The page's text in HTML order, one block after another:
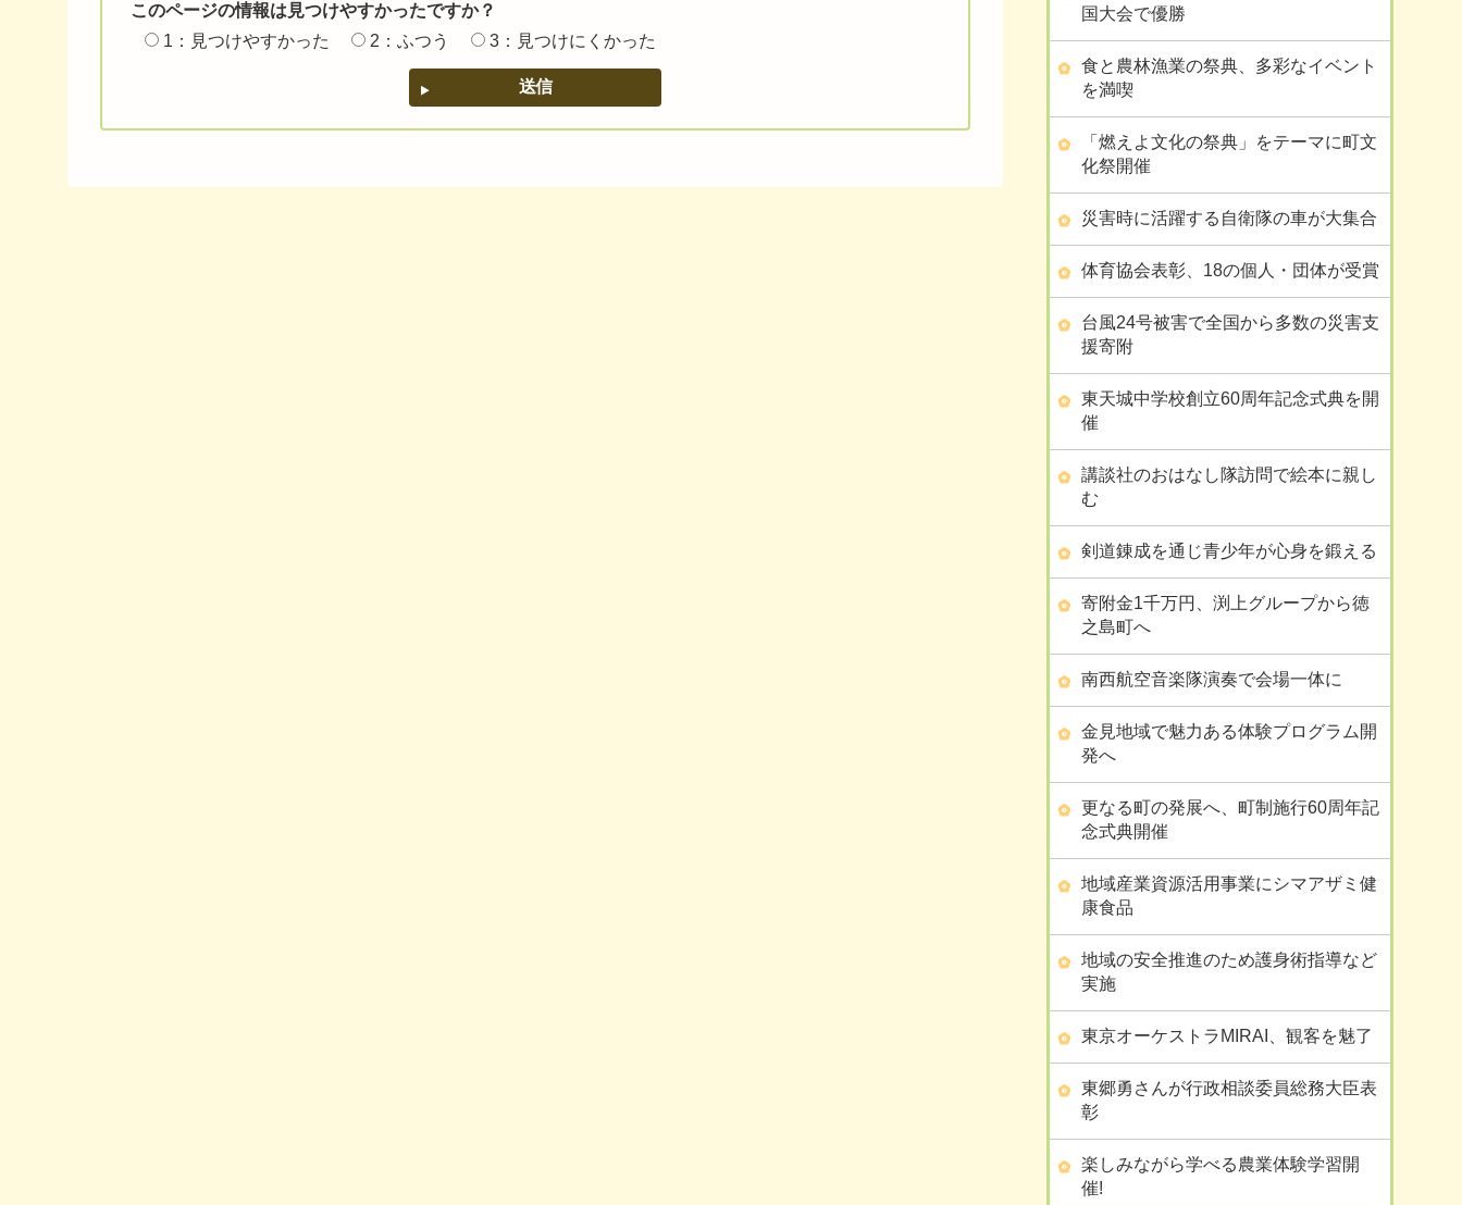
このページの情報は見つけやすかったですか？
1：見つけやすかった
2：ふつう 3：見つけにくかった
国大会で優勝
食と農林漁業の祭典、多彩なイベント
を満喫
「燃えよ文化の祭典」をテーマに町文
化祭開催
災害時に活躍する自衛隊の車が大集合
体育協会表彰、18の個人・団体が受賞
台風24号被害で全国から多数の災害支
援寄附
東天城中学校創立60周年記念式典を開
催
講談社のおはなし隊訪問で絵本に親し
む
剣道錬成を通じ青少年が心身を鍛える
寄附金1千万円、渕上グループから徳
之島町へ
南西航空音楽隊演奏で会場一体に
金見地域で魅力ある体験プログラム開
発へ
更なる町の発展へ、町制施行60周年記
念式典開催
地域産業資源活用事業にシマアザミ健
康食品
地域の安全推進のため護身術指導など
実施
東京オーケストラMIRAI、観客を魅了
東郷勇さんが行政相談委員総務大臣表
彰
楽しみながら学べる農業体験学習開
催!